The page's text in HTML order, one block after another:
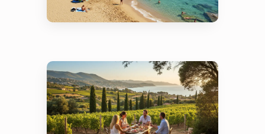
Pampelonne